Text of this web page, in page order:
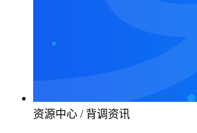
资源中心 / 背调资讯